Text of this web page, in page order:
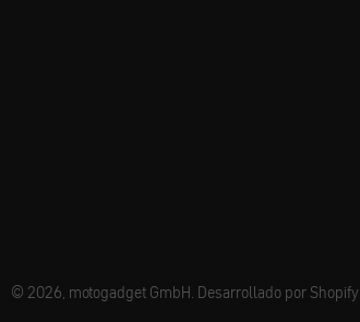
© 2026, motogadget GmbH. Desarrollado por Shopify